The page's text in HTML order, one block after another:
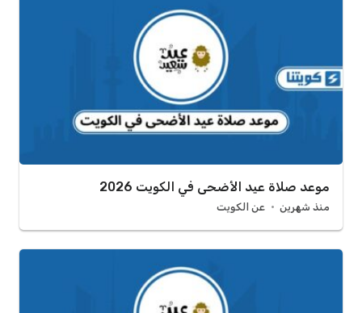
موعد صلاة عيد الأضحى في الكويت 2026
منذ شهرين عن الكويت